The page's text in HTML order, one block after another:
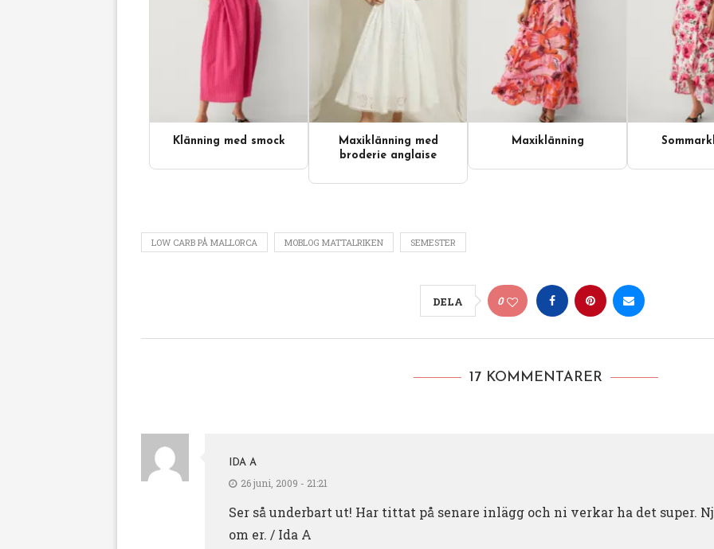
Klänning med smock
Maxiklänning med
broderie anglaise
Maxiklänning
LOW CARB PÅ MALLORCA MOBLOG MATTALRIKEN SEMESTER
DELA 0
17 KOMMENTARER
IDA A
26 juni, 2009 - 21:21
Ser så underbart ut! Har tittat på senare inlägg och ni verkar ha det super.
om er. / Ida A